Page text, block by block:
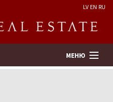
LV EN RU
МЕНЮ